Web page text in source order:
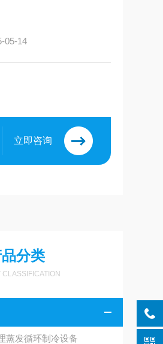
05-14
立即咨询
分类
CLASSIFICATION
蒸发循环制冷设备